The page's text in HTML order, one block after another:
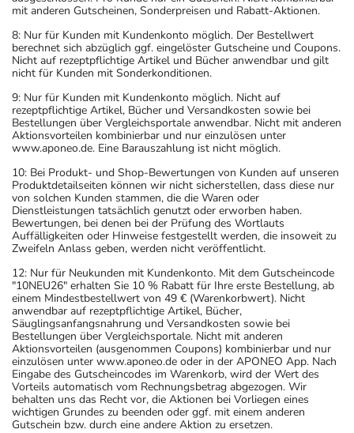
mit anderen Gutscheinen, Sonderpreisen und Rabatt-Aktionen.
8: Nur für Kunden mit Kundenkonto möglich. Der Bestellwert
berechnet sich abzüglich ggf. eingelöster Gutscheine und Coupons.
Nicht auf rezeptpflichtige Artikel und Bücher anwendbar und gilt
nicht für Kunden mit Sonderkonditionen.
9: Nur für Kunden mit Kundenkonto möglich. Nicht auf
rezeptpflichtige Artikel, Bücher und Versandkosten sowie bei
Bestellungen über Vergleichsportale anwendbar. Nicht mit anderen
Aktionsvorteilen kombinierbar und nur einzulösen unter
www.aponeo.de. Eine Barauszahlung ist nicht möglich.
10: Bei Produkt- und Shop-Bewertungen von Kunden auf unseren
Produktdetailseiten können wir nicht sicherstellen, dass diese nur
von solchen Kunden stammen, die die Waren oder
Dienstleistungen tatsächlich genutzt oder erworben haben.
Bewertungen, bei denen bei der Prüfung des Wortlauts
Auffälligkeiten oder Hinweise festgestellt werden, die insoweit zu
Zweifeln Anlass geben, werden nicht veröffentlicht.
12: Nur für Neukunden mit Kundenkonto. Mit dem Gutscheincode
"10NEU26" erhalten Sie 10 % Rabatt für Ihre erste Bestellung, ab
einem Mindestbestellwert von 49 € (Warenkorbwert). Nicht
anwendbar auf rezeptpflichtige Artikel, Bücher,
Säuglingsanfangsnahrung und Versandkosten sowie bei
Bestellungen über Vergleichsportale. Nicht mit anderen
Aktionsvorteilen (ausgenommen Coupons) kombinierbar und nur
einzulösen unter www.aponeo.de oder in der APONEO App. Nach
Eingabe des Gutscheincodes im Warenkorb, wird der Wert des
Vorteils automatisch vom Rechnungsbetrag abgezogen. Wir
behalten uns das Recht vor, die Aktionen bei Vorliegen eines
wichtigen Grundes zu beenden oder ggf. mit einem anderen
Gutschein bzw. durch eine andere Aktion zu ersetzen.